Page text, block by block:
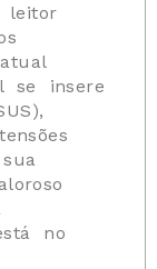
leitor
se insere
no